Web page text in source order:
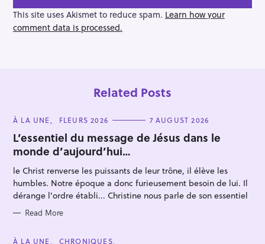
g
a
t
This site uses Akismet to reduce spam. Learn how your
comment data is processed.
Related Posts
C
T
E
G
O
R
I
E
S
À LA UNE FLEURS 2026 7 AUGUST 2026
L’essentiel du message de Jésus dans le
monde d’aujourd’hui…
le Christ renverse les puissants de leur trône, il élève les
humbles. Notre époque a donc furieusement besoin de lui. Il
dérange l'ordre établi... Christine nous parle de son essentiel
Read More
C
À LA UNE
CHRONIQUES